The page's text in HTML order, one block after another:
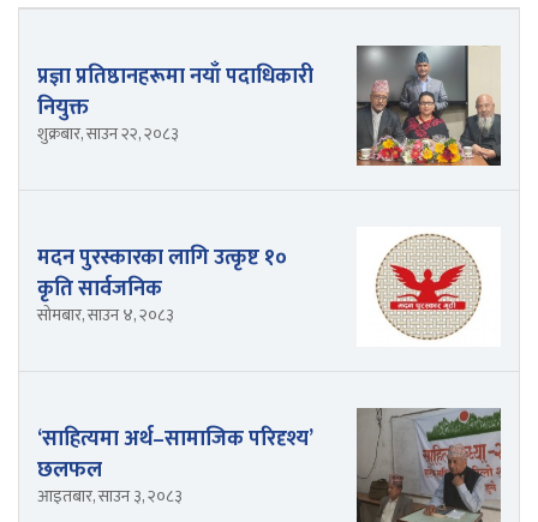
प्रज्ञा प्रतिष्ठानहरूमा नयाँ पदाधिकारी
नियुक्त
शुक्रबार, साउन २२, २०८३
मदन पुरस्कारका लागि उत्कृष्ट १०
कृति सार्वजनिक
सोमबार, साउन ४, २०८३
‘साहित्यमा अर्थ–सामाजिक परिदृश्य’
छलफल
आइतबार, साउन ३, २०८३